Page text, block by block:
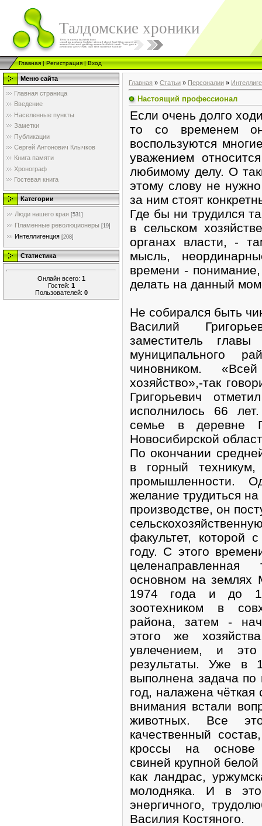
Талдомские хроники
Главная|Регистрация|Вход
Меню сайта
Главная страница
Введение
Населенные пункты
Заметки
Публикации
Сергей Антонович Клычков
Книга памяти
Хронограф
Гостевая книга
Категории
Люди нашего края [531]
Пламенные революционеры [19]
Интеллигенция [208]
Статистика
Онлайн всего: 1
Гостей: 1
Пользователей: 0
Главная » Статьи » Персоналии »
Настоящий профессионал
Если очень долго
то со временем
воспользуются
уважением
любимому делу. О
этому слову не
за ним стоят
Где бы ни трудился
в сельском
органах власти, -
мысль,
времени -
делать на данный
Не собирался быть
Василий
заместитель главы
муниципального
чиновником.
хозяйство»,-так
Григорьевич
исполнилось 66
семье в деревне
Новосибирской
По окончании
в горный
промышленности.
желание трудиться
производстве, он
факультет, которой
году. С этого
основном на землях
1974 года и до
зоотехником в
района, затем -
этого же
увлечением, и
результаты. Уже в
выполнена задача
год, налажена чёткая
внимания встали
животных. Все
качественный
кроссы на основе
свиней крупной
как ландрас,
молодняка. И в
энергичного,
Василия Костяного.